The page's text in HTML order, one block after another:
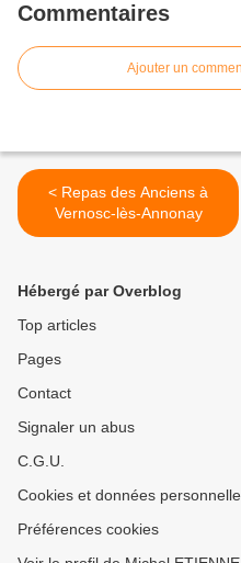
Commentaires
Ajouter un
< Repas des Anciens à
Vernosc-lès-Annonay
Hébergé par Overblog
Top articles
Pages
Contact
Signaler un abus
C.G.U.
Cookies et données
Préférences cookies